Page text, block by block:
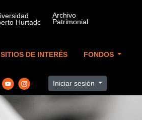
SITIOS DE INTERÉS FONDOS
Iniciar sesión